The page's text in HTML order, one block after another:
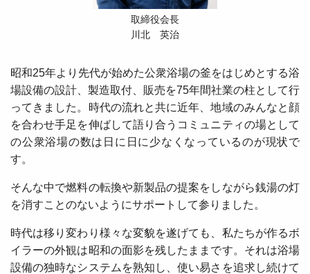
取締役会長
川北 英治
昭和25年より先代が始めた公衆浴場の釜をはじめとする浴
場設備の設計、製造取付、販売を75年間社業の柱として行
ってきました。時代の流れと共に近年、地域のみんなと顔
を合わせ手足を伸ばして語り合うコミュニティの場として
の公衆浴場の数は日に日に少なくなっているのが現状で
す。
そんな中で燃料の転換や新製品の提案をしながら銭湯の灯
を消すことのないようにサポートして参りました。
時代は移り変わり様々な変貌を遂げても、私たちが作るボ
イラーの外観は昭和の面影を残したままです。それは浴場
設備の独時なシステムを熟知し、使い易さを追求し続けて